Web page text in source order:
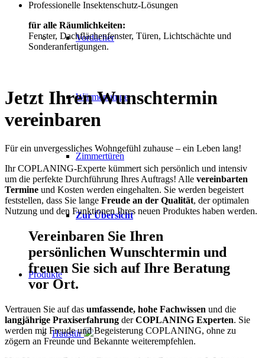
Vordächer
Wärmepumpe
Zimmertüren
Zur Übersicht
Produkte
Haustür
Professionelle Insektenschutz-Lösungen
für alle Räumlichkeiten:
Fenster, Dachflächenfenster, Türen, Lichtschächte und
Sonderanfertigungen.
Jetzt Ihren Wunschtermin
vereinbaren
Für ein unvergessliches Wohngefühl zuhause – ein Leben lang!
Ihr COPLANING-Experte kümmert sich persönlich und intensiv
um die perfekte Durchführung Ihres Auftrags! Alle vereinbarten
Termine und Kosten werden eingehalten. Sie werden begeistert
feststellen, dass Sie lange Freude an der Qualität, der optimalen
Nutzung und den Funktionen Ihres neuen Produktes haben werden.
Vereinbaren Sie Ihren
persönlichen Wunschtermin und
freuen Sie sich auf Ihre Beratung
vor Ort.
Vertrauen Sie auf das umfassende, hohe Fachwissen und die
langjährige Praxiserfahrung derCOPLANING Experten. Sie
werden mit Freude und Begeisterung COPLANING, ohne zu
zögern an Freunde und Bekannte weiterempfehlen.